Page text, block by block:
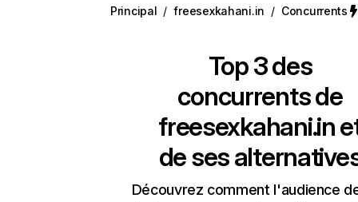
Principal / freesexkahani.in / Concurrents
Top 3 des
concurrents de
freesexkahani.in
de ses
Découvrez comment l'audience